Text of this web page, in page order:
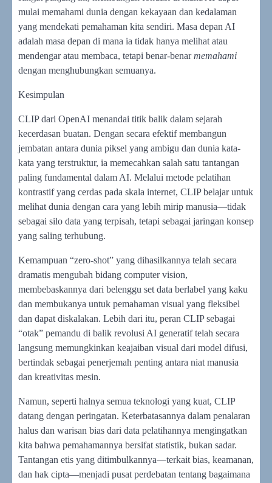
mulai memahami dunia dengan kekayaan dan kedalaman
yang mendekati pemahaman kita sendiri. Masa depan AI
adalah masa depan di mana ia tidak hanya melihat atau
mendengar atau membaca, tetapi benar-benarmemahami
dengan menghubungkan semuanya.
Kesimpulan
CLIP dari OpenAI menandai titik balik dalam sejarah
kecerdasan buatan. Dengan secara efektif membangun
jembatan antara dunia piksel yang ambigu dan dunia kata-
kata yang terstruktur, ia memecahkan salah satu tantangan
paling fundamental dalam AI. Melalui metode pelatihan
kontrastif yang cerdas pada skala internet, CLIP belajar untuk
melihat dunia dengan cara yang lebih mirip manusia—tidak
sebagai silo data yang terpisah, tetapi sebagai jaringan konsep
yang saling terhubung.
Kemampuan “zero-shot” yang dihasilkannya telah secara
dramatis mengubah bidang computer vision,
membebaskannya dari belenggu set data berlabel yang kaku
dan membukanya untuk pemahaman visual yang fleksibel
dan dapat diskalakan. Lebih dari itu, peran CLIP sebagai
“otak” pemandu di balik revolusi AI generatif telah secara
langsung memungkinkan keajaiban visual dari model difusi,
bertindak sebagai penerjemah penting antara niat manusia
dan kreativitas mesin.
Namun, seperti halnya semua teknologi yang kuat, CLIP
datang dengan peringatan. Keterbatasannya dalam penalaran
halus dan warisan bias dari data pelatihannya mengingatkan
kita bahwa pemahamannya bersifat statistik, bukan sadar.
Tantangan etis yang ditimbulkannya—terkait bias, keamanan,
dan hak cipta—menjadi pusat perdebatan tentang bagaimana